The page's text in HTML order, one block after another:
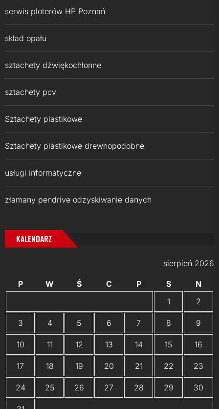
serwis ploterów HP Poznań
skład opału
sztachety dźwiękochłonne
sztachety pcv
Sztachety plastikowe
Sztachety plastikowe drewnopodobne
usługi informatyczne
złamany pendrive odzyskiwanie danych
KALENDARZ
sierpień 2026
P W Ś C P S
N
1
2
3 4 5 6 7 8 9
10 11 12 13 14 15 16
17 18 19 20 21 22 23
24 25 26 27 28 29 30